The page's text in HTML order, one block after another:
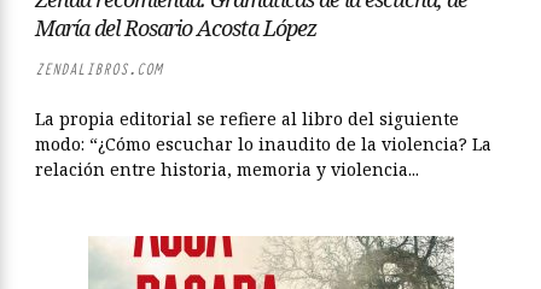
María del Rosario Acosta López
ZENDALIBROS.COM
La propia editorial se refiere al libro del siguiente
modo: “¿Cómo escuchar lo inaudito de la violencia? La
relación entre historia, memoria y violencia...